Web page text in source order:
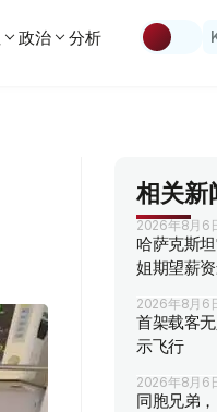
政治 分析
相关新
2026年8月6
哈萨克斯
姐期望薪
2026年8月6
首架载客
示飞行
2026年8月6
同胞兄弟